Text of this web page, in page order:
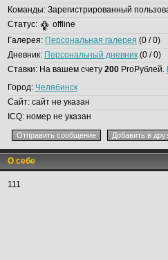
Команды: Зарегистрированный
Статус:
offline
Галерея: Персональная галерея (0 / 0)
Дневник: Персональный дневник (0 / 0)
Ставки: На вашем счету 200 ProРублей.
Город: Челябинск
Сайт: сайт не указан
ICQ: номер не указан
О себе
111